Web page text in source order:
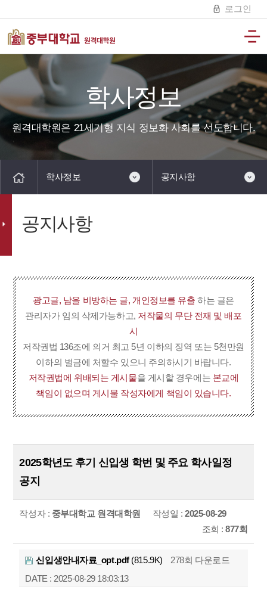
로그인
학사정보
원격대학원은 21세기형 지식 정보화 사회를 선도합니다.
학사정보 공지사항
공지사항
광고글, 남을 비방하는 글, 개인정보를 유출 하는 글은
관리자가 임의 삭제가능하고, 저작물의 무단 전재 및 배포
시
저작권법 136조에 의거 최고 5년 이하의 징역 또는 5천만원
이하의 벌금에 처할수 있으니 주의하시기 바랍니다.
저작권법에 위배되는 게시물을 게시할 경우에는 본교에
책임이 없으며 게시물 작성자에게 책임이 있습니다.
2025학년도 후기 신입생 학번 및 주요 학사일정
공지
작성자 : 중부대학교 원격대학원 작성일 :2025-08-29
조회 :877회
신입생안내자료_opt.pdf(815.9K)
278회 다운로드
DATE : 2025-08-29 18:03:13